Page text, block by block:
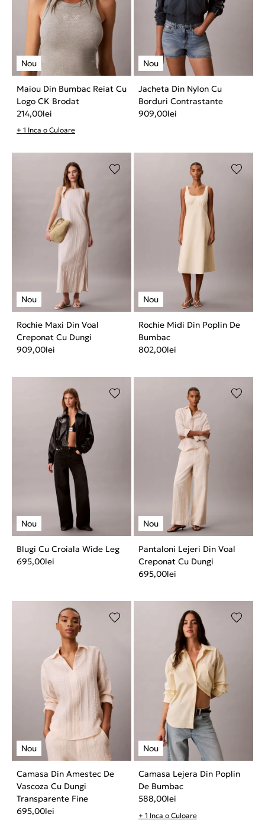
Maiou Din Bumbac Reiat Cu
Logo CK Brodat
214,00lei
+ 1 Inca o Culoare
Jacheta Din Nylon Cu
Borduri Contrastante
909,00lei
Rochie Maxi Din Voal
Creponat Cu Dungi
909,00lei
Rochie Midi Din Poplin De
Bumbac
802,00lei
Blugi Cu Croiala Wide Leg
695,00lei
Pantaloni Lejeri Din Voal
Creponat Cu Dungi
695,00lei
Camasa Din Amestec De
Vascoza Cu Dungi
Transparente Fine
695,00lei
Camasa Lejera Din Poplin
De Bumbac
588,00lei
+ 1 Inca o Culoare